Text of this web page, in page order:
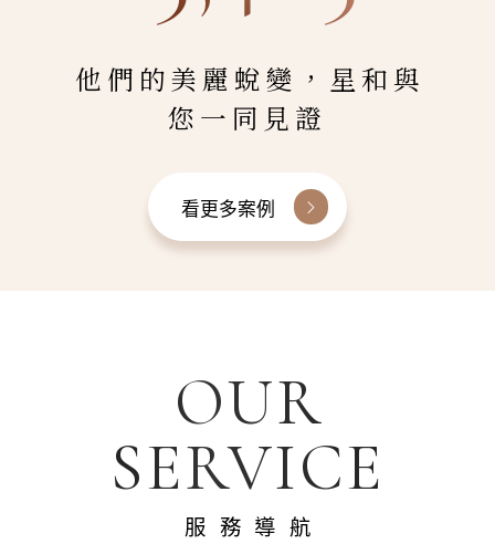
他們的美麗蛻變，星和與
您一同見證
看更多案例
OUR
SERVICE
服務導航